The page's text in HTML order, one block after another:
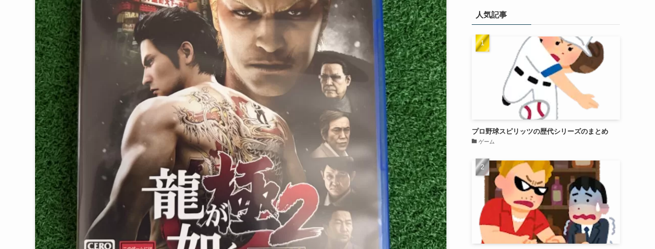
人気記事
プロ野球スピリッツの歴代シリーズのまとめ
ゲーム